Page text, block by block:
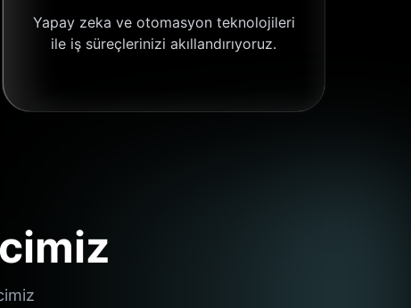
Yapay zeka ve otomasyon teknolojileri
ile iş süreçlerinizi akıllandırıyoruz.